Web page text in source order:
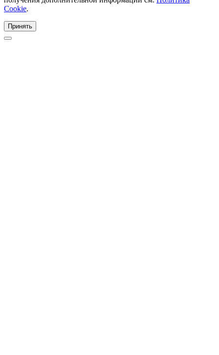
Cookie.
Принять